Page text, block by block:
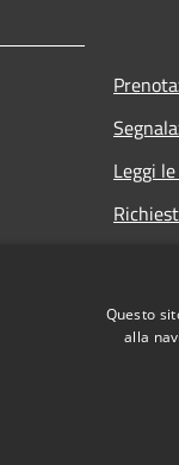
Leggi le
Questo
alla